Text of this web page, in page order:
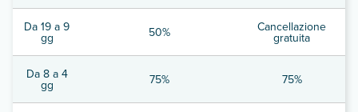
Da 19 a 9
gg 50% Cancellazione
gratuita
Da 8 a 4
gg 75% 75%